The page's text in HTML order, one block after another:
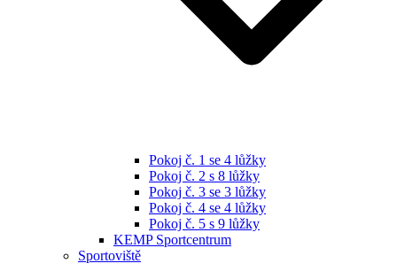
Pokoj č. 1 se 4 lůžky
Pokoj č. 2 s 8 lůžky
Pokoj č. 3 se 3 lůžky
Pokoj č. 4 se 4 lůžky
Pokoj č. 5 s 9 lůžky
KEMP Sportcentrum
Sportoviště